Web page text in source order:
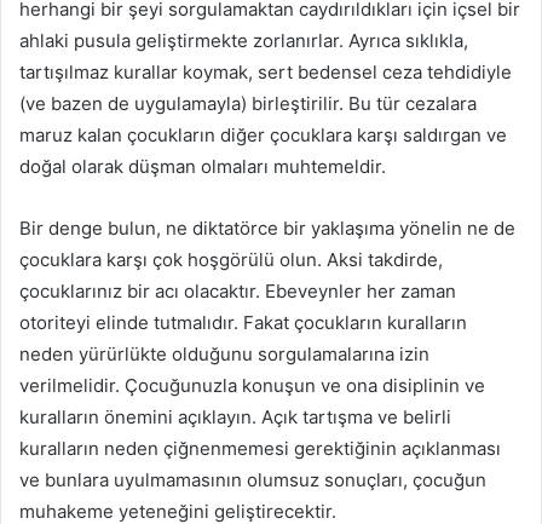
herhangi bir şeyi sorgulamaktan caydırıldıkları için içsel bir
ahlaki pusula geliştirmekte zorlanırlar. Ayrıca sıklıkla,
tartışılmaz kurallar koymak, sert bedensel ceza tehdidiyle
(ve bazen de uygulamayla) birleştirilir. Bu tür cezalara
maruz kalan çocukların diğer çocuklara karşı saldırgan ve
doğal olarak düşman olmaları muhtemeldir.
Bir denge bulun, ne diktatörce bir yaklaşıma yönelin ne de
çocuklara karşı çok hoşgörülü olun. Aksi takdirde,
çocuklarınız bir acı olacaktır. Ebeveynler her zaman
otoriteyi elinde tutmalıdır. Fakat çocukların kuralların
neden yürürlükte olduğunu sorgulamalarına izin
verilmelidir. Çocuğunuzla konuşun ve ona disiplinin ve
kuralların önemini açıklayın. Açık tartışma ve belirli
kuralların neden çiğnenmemesi gerektiğinin açıklanması
ve bunlara uyulmamasının olumsuz sonuçları, çocuğun
muhakeme yeteneğini geliştirecektir.